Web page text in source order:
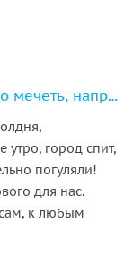
Мы в России, но только у нас налево мечеть, направо церковь
город спит,
погуляли!
для нас.
к любым